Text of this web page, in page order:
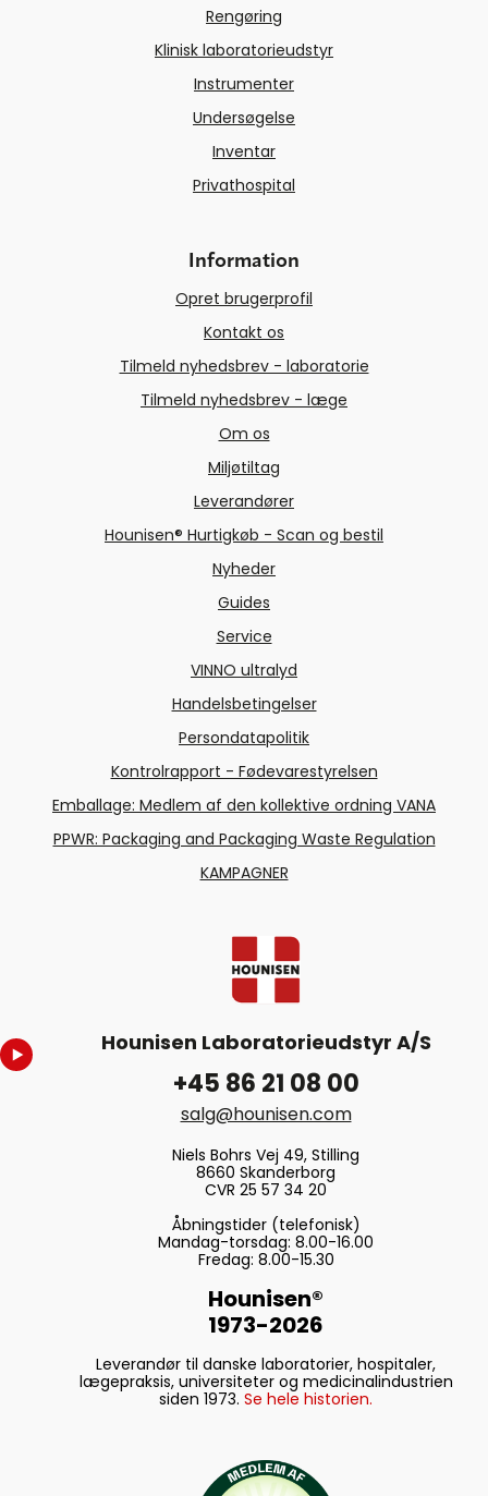
Rengøring
Klinisk laboratorieudstyr
Instrumenter
Undersøgelse
Inventar
Privathospital
Information
Opret brugerprofil
Kontakt os
Tilmeld nyhedsbrev - laboratorie
Tilmeld nyhedsbrev - læge
Om os
Miljøtiltag
Leverandører
Hounisen® Hurtigkøb - Scan og bestil
Nyheder
Guides
Service
VINNO ultralyd
Handelsbetingelser
Persondatapolitik
Kontrolrapport - Fødevarestyrelsen
Emballage: Medlem af den kollektive ordning VANA
PPWR: Packaging and Packaging Waste Regulation
KAMPAGNER
Hounisen Laboratorieudstyr A/S
+45 86 21 08 00
salg@hounisen.com
Niels Bohrs Vej 49, Stilling
8660 Skanderborg
CVR 25 57 34 20
Åbningstider (telefonisk)
Mandag-torsdag: 8.00-16.00
Fredag: 8.00-15.30
Hounisen®
1973-2026
Leverandør til danske laboratorier, hospitaler,
lægepraksis, universiteter og medicinalindustrien
siden 1973. Se hele historien.